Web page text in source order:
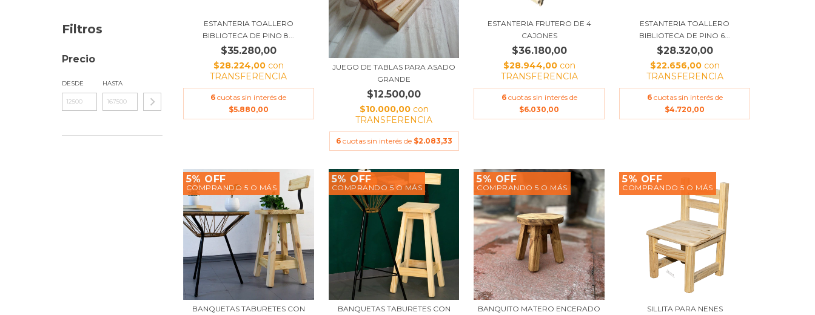
Filtros
Precio
DESDE HASTA
ESTANTERIA TOALLERO
BIBLIOTECA DE PINO 8...
$35.280,00
$28.224,00 con
TRANSFERENCIA
6 cuotas sin interés de
$5.880,00
JUEGO DE TABLAS PARA ASADO
GRANDE
$12.500,00
$10.000,00 con
TRANSFERENCIA
6 cuotas sin interés de $2.083,33
ESTANTERIA FRUTERO DE 4
CAJONES
$36.180,00
$28.944,00 con
TRANSFERENCIA
6 cuotas sin interés de
$6.030,00
ESTANTERIA TOALLERO
BIBLIOTECA DE PINO 6...
$28.320,00
$22.656,00 con
TRANSFERENCIA
6 cuotas sin interés de
$4.720,00
5% OFF
COMPRANDO 5 O MÁS
BANQUETAS TABURETES CON
5% OFF
COMPRANDO 5 O MÁS
BANQUETAS TABURETES CON
5% OFF
COMPRANDO 5 O MÁS
BANQUITO MATERO ENCERADO
5% OFF
COMPRANDO 5 O MÁS
SILLITA PARA NENES